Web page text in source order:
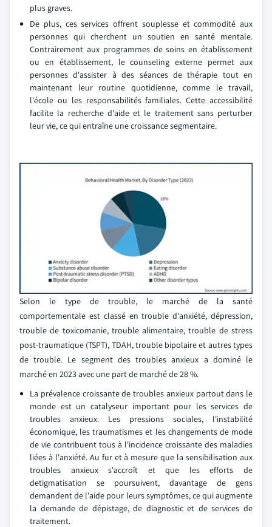
plus graves.
De plus, ces services offrent souplesse et commodité aux
personnes qui cherchent un soutien en santé mentale.
Contrairement aux programmes de soins en établissement
ou en établissement, le counseling externe permet aux
personnes d'assister à des séances de thérapie tout en
maintenant leur routine quotidienne, comme le travail,
l'école ou les responsabilités familiales. Cette accessibilité
facilite la recherche d'aide et le traitement sans perturber
leur vie, ce qui entraîne une croissance segmentaire.
Selon le type de trouble, le marché de la santé
comportementale est classé en trouble d'anxiété, dépression,
trouble de toxicomanie, trouble alimentaire, trouble de stress
post-traumatique (TSPT), TDAH, trouble bipolaire et autres types
de trouble. Le segment des troubles anxieux a dominé le
marché en 2023 avec une part de marché de 28 %.
La prévalence croissante de troubles anxieux partout dans le
monde est un catalyseur important pour les services de
troubles anxieux. Les pressions sociales, l'instabilité
économique, les traumatismes et les changements de mode
de vie contribuent tous à l'incidence croissante des maladies
liées à l'anxiété. Au fur et à mesure que la sensibilisation aux
troubles anxieux s'accroît et que les efforts de
detigmatisation se poursuivent, davantage de gens
demandent de l'aide pour leurs symptômes, ce qui augmente
la demande de dépistage, de diagnostic et de services de
traitement.